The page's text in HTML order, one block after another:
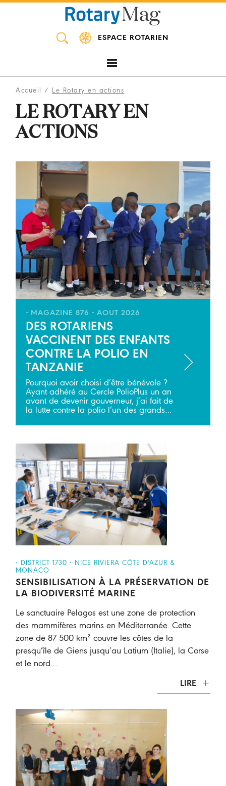
ESPACE ROTARIEN
Accueil / Le Rotary en actions
LE ROTARY EN
ACTIONS
- MAGAZINE 876 - AOUT 2026
DES ROTARIENS
VACCINENT DES ENFANTS
CONTRE LA POLIO EN
TANZANIE
Pourquoi avoir choisi d’être bénévole ?
Ayant adhéré au Cercle PolioPlus un an
avant de devenir gouverneur, j’ai fait de
la lutte contre la polio l’un des grands…
- DISTRICT 1730 - NICE RIVIERA CÔTE D’AZUR &
MONACO
SENSIBILISATION À LA PRÉSERVATION DE
LA BIODIVERSITÉ MARINE
Le sanctuaire Pelagos est une zone de protection
des mammifères marins en Méditerranée. Cette
zone de 87 500 km² couvre les côtes de la
presqu’île de Giens jusqu’au Latium (Italie), la Corse
et le nord…
LIRE
Panneau de gestion des cookies